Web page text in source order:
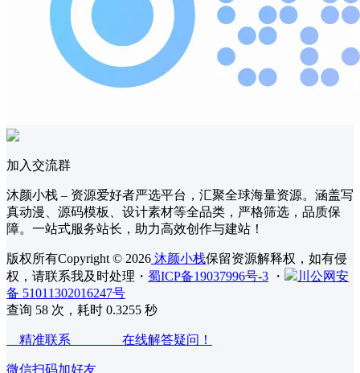
加入交流群
沐颜小栈 – 资源爱好者严选平台，汇聚全球海量资源。涵盖写
真动漫、源码模板、设计素材等全品类，严格筛选，品质保
障。一站式服务站长，助力高效创作与建站！
版权所有Copyright © 2026 沐颜小栈保留资源解释权，如有侵
权，请联系我及时处理 ・ 蜀ICP备19037996号-3 ・
川公网安
备 51011302016247号
查询 58 次，耗时 0.3255 秒
精准联系 在线解答疑问！
微信扫码加好友